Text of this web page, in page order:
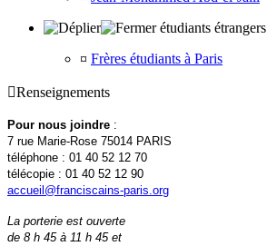
étudiants étrangers
¤ Frères étudiants à Paris
Renseignements
Pour nous joindre :
7 rue Marie-Rose 75014 PARIS
téléphone : 01 40 52 12 70
télécopie : 01 40 52 12 90
accueil@franciscains-paris.org
La porterie est ouverte
de 8 h 45 à 11 h 45 et